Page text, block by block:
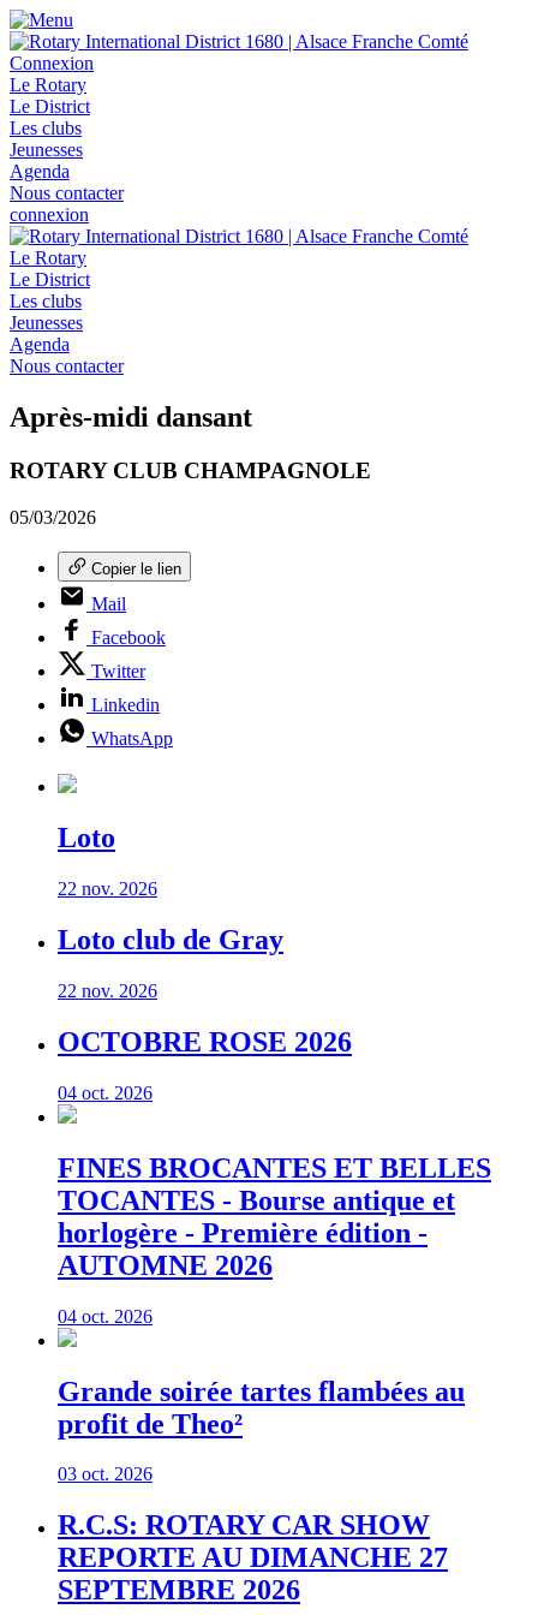
Connexion
Le Rotary
Le District
Les clubs
Jeunesses
Agenda
Nous contacter
connexion
Le Rotary
Le District
Les clubs
Jeunesses
Agenda
Nous contacter
Après-midi dansant
ROTARY CLUB CHAMPAGNOLE
05/03/2026
Copier le lien
Mail
Facebook
Twitter
Linkedin
WhatsApp
Loto
22 nov. 2026
Loto club de Gray
22 nov. 2026
OCTOBRE ROSE 2026
04 oct. 2026
FINES BROCANTES ET BELLES
TOCANTES - Bourse antique et
horlogère - Première édition -
AUTOMNE 2026
04 oct. 2026
Grande soirée tartes flambées au
profit de Theo²
03 oct. 2026
R.C.S: ROTARY CAR SHOW
REPORTE AU DIMANCHE 27
SEPTEMBRE 2026